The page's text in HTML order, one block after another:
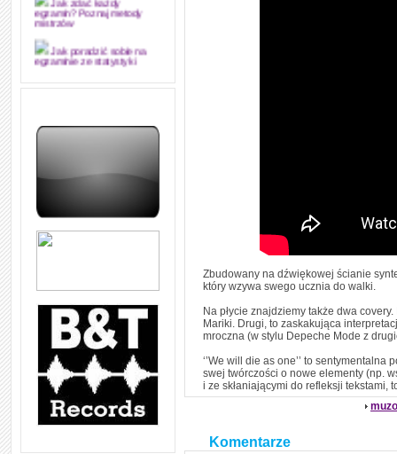
Jak zdać każdy
egzamin? Poznaj metody
mistrzów
Jak poradzić sobie na
egzaminie ze statystyki
Jak napisać
dyplomową i ją z sukcesem
kółko tych samych błędów w
W jaki sposób 1000
formuł konwersacyjnych
pozwoli Ci opanować język
Angielskie przyimki
praktycznych przykładach,
dzięki którym łatwiej je
zapamiętasz
W końcu ktoś po ludzku i
zrozumiale wytłumaczył, na
czym polega mowa zależna
(reported speech) w języku
angielskim
Jak zacząć czytać
Zbudowany na dźwiękowej ścianie
który wzywa swego ucznia do walki.
Na płycie znajdziemy także dwa
Mariki. Drugi, to zaskakująca
mroczna (w stylu Depeche Mode z
‘’We will die as one’’ to
swej twórczości o nowe elementy (np.
i ze skłaniającymi do refleksji tekstami,
Komentarze